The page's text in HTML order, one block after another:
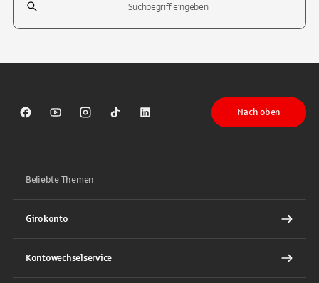
Sparkasse auf Facebook
Sparkasse auf Youtube
Sparkasse auf Instagram
Sparkasse auf TikTok
Sparkasse auf LinkedIn
Nach oben
Beliebte Themen
Girokonto
Kontowechselservice